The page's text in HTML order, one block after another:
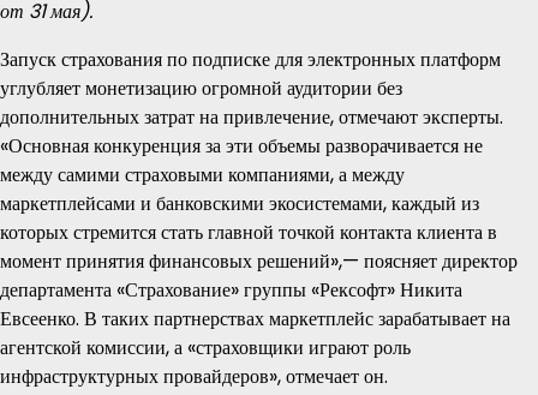
от 31 мая).
Запуск страхования по подписке для электронных платформ
углубляет монетизацию огромной аудитории без
дополнительных затрат на привлечение, отмечают эксперты.
«Основная конкуренция за эти объемы разворачивается не
между самими страховыми компаниями, а между
маркетплейсами и банковскими экосистемами, каждый из
которых стремится стать главной точкой контакта клиента в
момент принятия финансовых решений»,— поясняет директор
департамента «Страхование» группы «Рексофт» Никита
Евсеенко. В таких партнерствах маркетплейс зарабатывает на
агентской комиссии, а «страховщики играют роль
инфраструктурных провайдеров», отмечает он.